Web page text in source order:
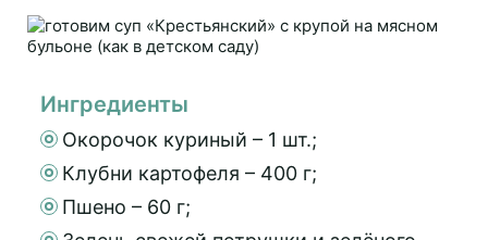
Ингредиенты
Окорочок куриный – 1 шт.;
Клубни картофеля – 400 г;
Пшено – 60 г;